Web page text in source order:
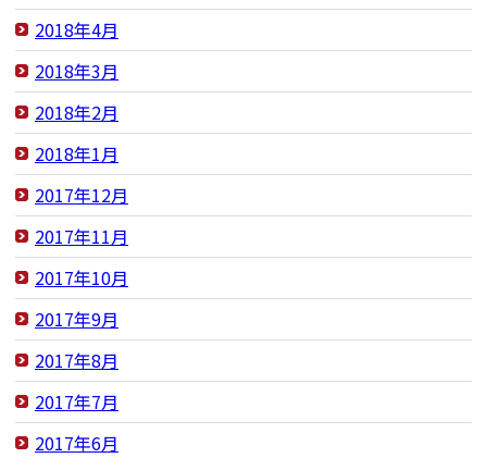
2018年4月
2018年3月
2018年2月
2018年1月
2017年12月
2017年11月
2017年10月
2017年9月
2017年8月
2017年7月
2017年6月